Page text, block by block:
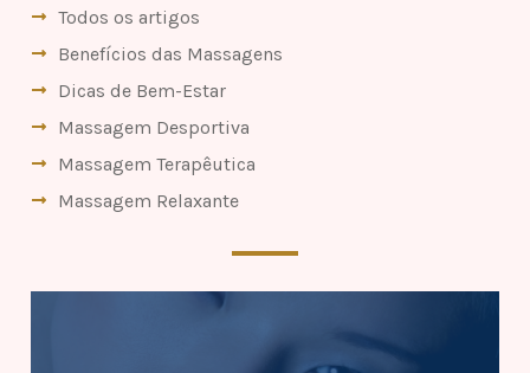
Todos os artigos
Benefícios das Massagens
Dicas de Bem-Estar
Massagem Desportiva
Massagem Terapêutica
Massagem Relaxante